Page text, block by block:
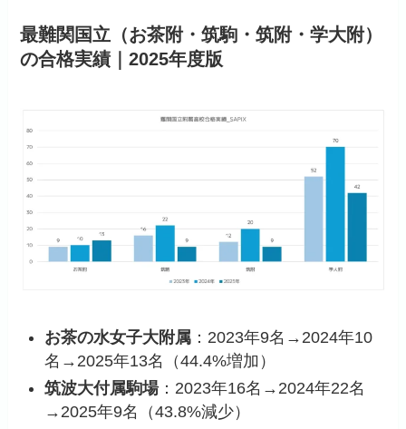
最難関国立（お茶附・筑駒・筑附・学大附）
の合格実績｜2025年度版
お茶の水女子大附属 ：2023年9名→2024年10
名→2025年13名（44.4%増加）
筑波大付属駒場：2023年16名→2024年22名
→2025年9名（43.8%減少）